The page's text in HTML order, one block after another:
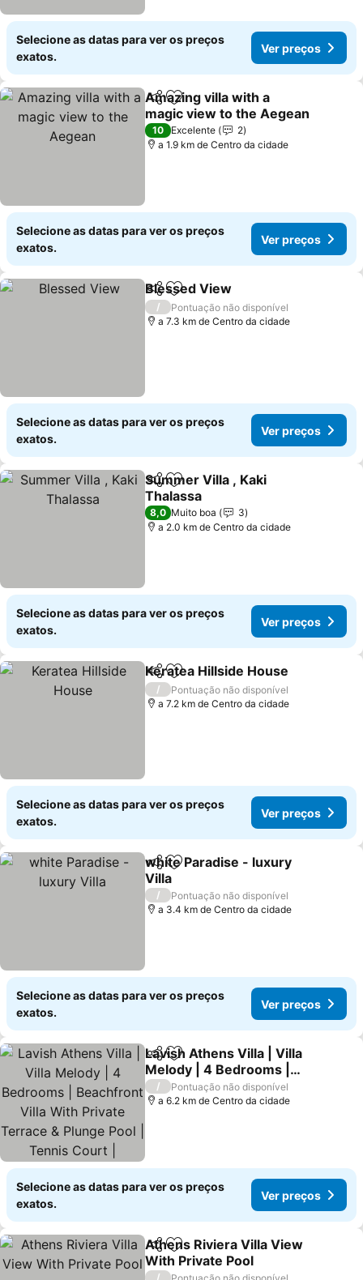
Selecione as datas para ver os preços
exatos.
Ver preços
PartilharAdicionar aos favoritos
Amazing villa with a
magic view to the Aegean
Ver preços
10 Excelente
2
a 1.9 km de Centro da cidade
Selecione as datas para ver os preços
exatos.
Ver preços
PartilharAdicionar aos favoritos
Blessed View
/
Pontuação não disponível
a 7.3 km de Centro da cidade
Selecione as datas para ver os preços
exatos.
Ver preços
PartilharAdicionar aos favoritos
Summer Villa , Kaki
Thalassa
Ver preços
8,0 Muito boa
3
a 2.0 km de Centro da cidade
Selecione as datas para ver os preços
exatos.
Ver preços
PartilharAdicionar aos favoritos
Keratea Hillside House
/
Pontuação não disponível
a 7.2 km de Centro da cidade
Selecione as datas para ver os preços
exatos.
Ver preços
PartilharAdicionar aos favoritos
white Paradise - luxury
Villa
Ver preços
/
Pontuação não disponível
a 3.4 km de Centro da cidade
Selecione as datas para ver os preços
exatos.
Ver preços
PartilharAdicionar aos favoritos
Lavish Athens Villa | Villa
Melody | 4 Bedrooms |
Beachfront Villa With
Private Terrace & Plunge
Ver preços
/
Pontuação não disponível
a 6.2 km de Centro da cidade
Selecione as datas para ver os preços
exatos.
Ver preços
PartilharAdicionar aos favoritos
Athens Riviera Villa View
With Private Pool
/ Pontuação não disponível